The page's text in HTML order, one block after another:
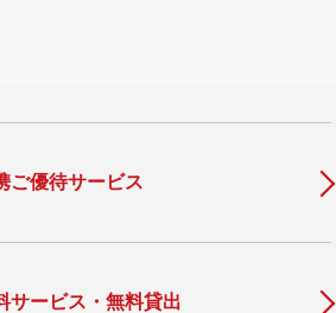
ご優待サービス
サービス・無料貸出